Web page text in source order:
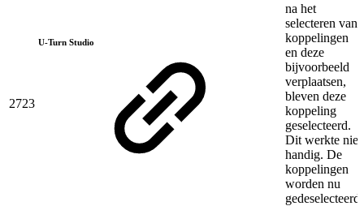
2723
U-Turn Studio
na het
selecteren van
koppelingen
en deze
bijvoorbeeld
verplaatsen,
bleven deze
koppeling
geselecteerd.
Dit werkte niet
handig. De
koppelingen
worden nu
gedeselecteerd.